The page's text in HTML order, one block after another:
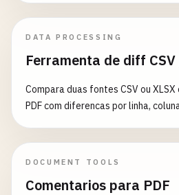
DATA PROCESSING
Ferramenta de diff
Compara duas fontes CSV ou
PDF com diferencas por linha,
DOCUMENT TOOLS
Comentarios para PDF